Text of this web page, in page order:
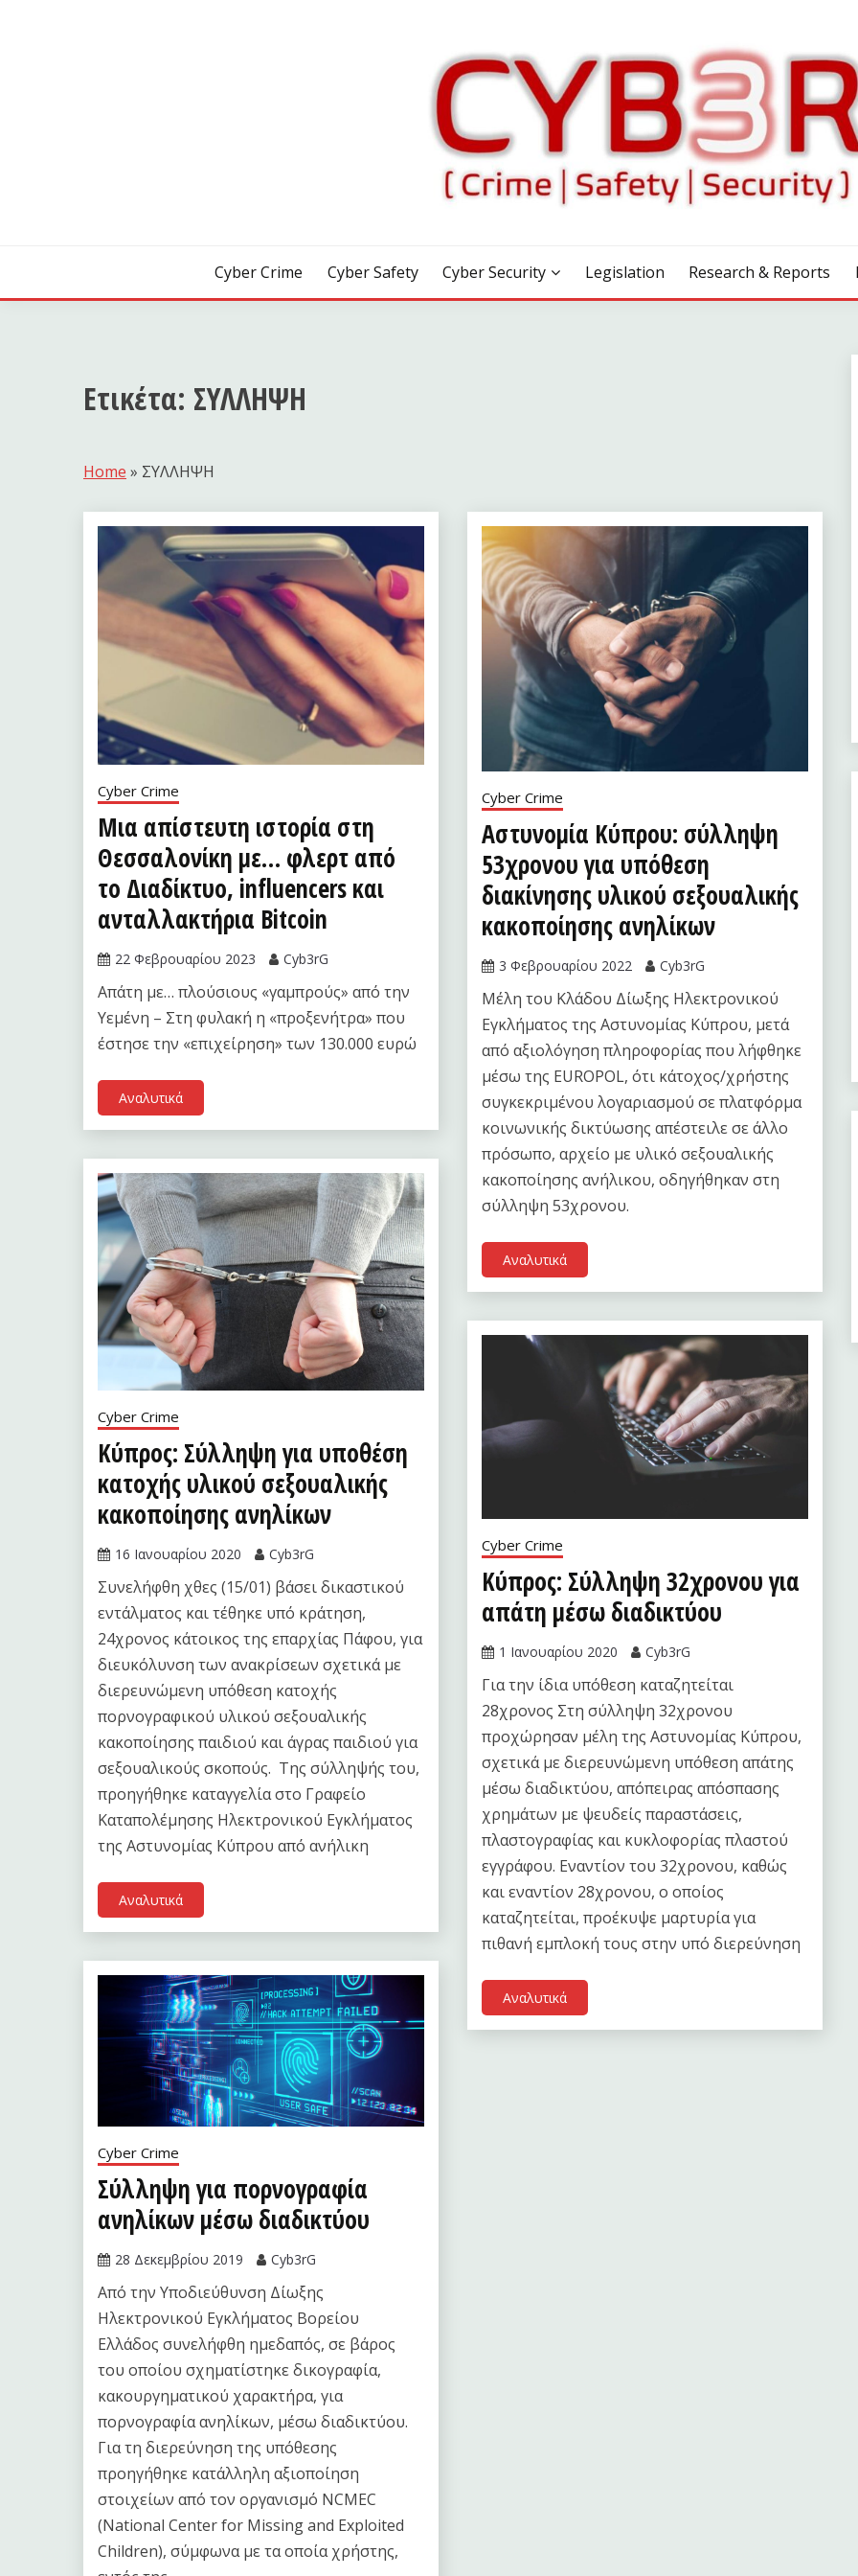
Cyber Crime Cyber Safety Cyber Security Legislation Research & Reports
Ετικέτα: ΣΥΛΛΗΨΗ
Home » ΣΥΛΛΗΨΗ
Cyber Crime
Μια απίστευτη ιστορία στη
Θεσσαλονίκη με… φλερτ από
το Διαδίκτυο, influencers και
ανταλλακτήρια Bitcoin
22 Φεβρουαρίου 2023 Cyb3rG
Απάτη με… πλούσιους «γαμπρούς» από την
Υεμένη – Στη φυλακή η «προξενήτρα» που
έστησε την «επιχείρηση» των 130.000 ευρώ
Αναλυτικά
Cyber Crime
Αστυνομία Κύπρου: σύλληψη
53χρονου για υπόθεση
διακίνησης υλικού σεξουαλικής
κακοποίησης ανηλίκων
3 Φεβρουαρίου 2022 Cyb3rG
Μέλη του Κλάδου Δίωξης Ηλεκτρονικού
Εγκλήματος της Αστυνομίας Κύπρου, μετά
από αξιολόγηση πληροφορίας που λήφθηκε
μέσω της EUROPOL, ότι κάτοχος/χρήστης
συγκεκριμένου λογαριασμού σε πλατφόρμα
κοινωνικής δικτύωσης απέστειλε σε άλλο
πρόσωπο, αρχείο με υλικό σεξουαλικής
κακοποίησης ανήλικου, οδηγήθηκαν στη
σύλληψη 53χρονου.
Αναλυτικά
Cyber Crime
Κύπρος: Σύλληψη για υποθέση
κατοχής υλικού σεξουαλικής
κακοποίησης ανηλίκων
16 Ιανουαρίου 2020 Cyb3rG
Συνελήφθη χθες (15/01) βάσει δικαστικού
εντάλματος και τέθηκε υπό κράτηση,
24χρονος κάτοικος της επαρχίας Πάφου, για
διευκόλυνση των ανακρίσεων σχετικά με
διερευνώμενη υπόθεση κατοχής
πορνογραφικού υλικού σεξουαλικής
κακοποίησης παιδιού και άγρας παιδιού για
σεξουαλικούς σκοπούς. Της σύλληψής του,
προηγήθηκε καταγγελία στο Γραφείο
Καταπολέμησης Ηλεκτρονικού Εγκλήματος
της Αστυνομίας Κύπρου από ανήλικη
Αναλυτικά
Cyber Crime
Κύπρος: Σύλληψη 32χρονου για
απάτη μέσω διαδικτύου
1 Ιανουαρίου 2020 Cyb3rG
Για την ίδια υπόθεση καταζητείται
28χρονος Στη σύλληψη 32χρονου
προχώρησαν μέλη της Αστυνομίας Κύπρου,
σχετικά με διερευνώμενη υπόθεση απάτης
μέσω διαδικτύου, απόπειρας απόσπασης
χρημάτων με ψευδείς παραστάσεις,
πλαστογραφίας και κυκλοφορίας πλαστού
εγγράφου. Εναντίον του 32χρονου, καθώς
και εναντίον 28χρονου, ο οποίος
καταζητείται, προέκυψε μαρτυρία για
πιθανή εμπλοκή τους στην υπό διερεύνηση
Αναλυτικά
Cyber Crime
Σύλληψη για πορνογραφία
ανηλίκων μέσω διαδικτύου
28 Δεκεμβρίου 2019 Cyb3rG
Από την Υποδιεύθυνση Δίωξης
Ηλεκτρονικού Εγκλήματος Βορείου
Ελλάδος συνελήφθη ημεδαπός, σε βάρος
του οποίου σχηματίστηκε δικογραφία,
κακουργηματικού χαρακτήρα, για
πορνογραφία ανηλίκων, μέσω διαδικτύου.
Για τη διερεύνηση της υπόθεσης
προηγήθηκε κατάλληλη αξιοποίηση
στοιχείων από τον οργανισμό NCMEC
(National Center for Missing and Exploited
Children), σύμφωνα με τα οποία χρήστης,